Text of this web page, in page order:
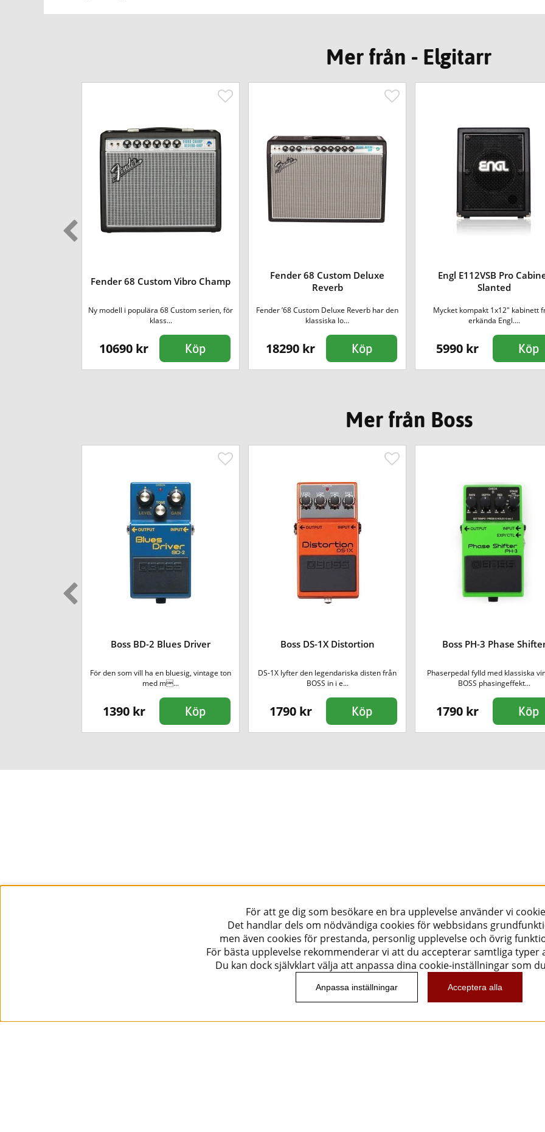
Mer från - Elgitarr
Fender 68 Custom Vibro Champ
Ny modell i populära 68 Custom serien, för
klass...
10690 kr Köp
Fender 68 Custom Deluxe
Reverb
Fender ’68 Custom Deluxe Reverb har den
klassiska lo...
18290 kr Köp
Engl E112VSB Pro
Slanted
Mycket kompakt 1x12" kabinett
erkända Engl....
5990 kr Köp
Mer från Boss
Boss BD-2 Blues Driver
För den som vill ha en bluesig, vintage ton
med m...
1390 kr Köp
Boss DS-1X Distortion
DS-1X lyfter den legendariska disten från
BOSS in i e...
1790 kr Köp
Boss PH-3 Phase
Phaserpedal fylld med klassiska
BOSS phasingeffekt...
1790 kr Köp
För att ge dig som besökare en bra upplevelse använder vi
Det handlar dels om nödvändiga cookies för webbsidans
men även cookies för prestanda, personlig upplevelse och övrig
För bästa upplevelse rekommenderar vi att du accepterar samtliga typer
Du kan dock självklart välja att anpassa dina cookie-inställningar som
Anpassa inställningar Acceptera alla